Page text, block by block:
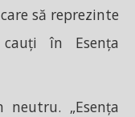
să reprezinte
în Esența
„Esența